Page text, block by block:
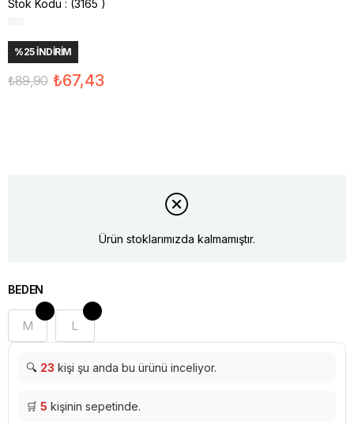
Stok Kodu (3165 )
%25İNDIRIM
₺89,90 ₺67,43
Ürün stoklarımızda kalmamıştır.
BEDEN
M L
🔍 23 kişi şu anda bu ürünü inceliyor.
🛒 5 kişinin sepetinde.